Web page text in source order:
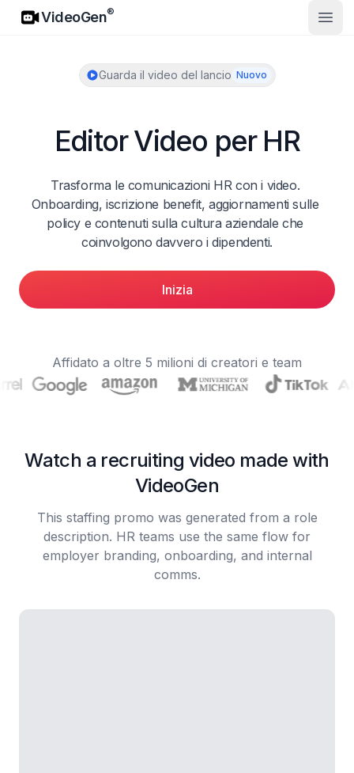
VideoGen
VideoGen®
Apri
Guarda il video del lancio Nuovo
Editor Video per HR
Trasforma le comunicazioni HR con i video.
Onboarding, iscrizione benefit, aggiornamenti sulle
policy e contenuti sulla cultura aziendale che
coinvolgono davvero i dipendenti.
Inizia
Affidato a oltre 5 milioni di creatori e team
Watch a recruiting video made with
VideoGen
This staffing promo was generated from a role
description. HR teams use the same flow for
employer branding, onboarding, and internal
comms.